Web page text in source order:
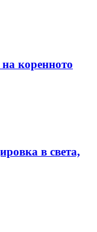
коренното
в света,